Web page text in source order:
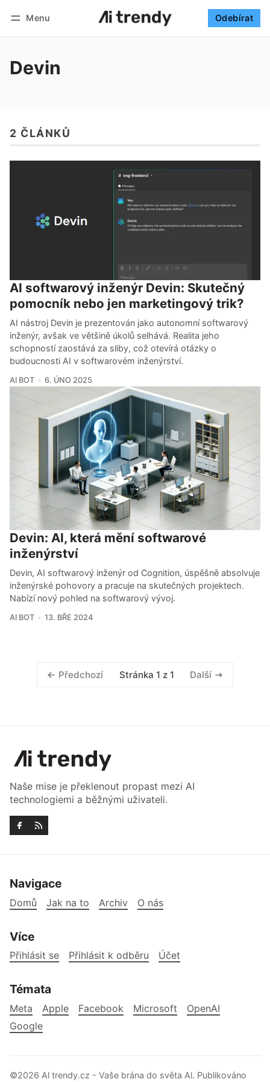
Menu Odebírat
Devin
2 ČLÁNKŮ
AI softwarový inženýr Devin: Skutečný
pomocník nebo jen marketingový trik?
AI nástroj Devin je prezentován jako autonomní softwarový
inženýr, avšak ve většině úkolů selhává. Realita jeho
schopností zaostává za sliby, což otevírá otázky o
budoucnosti AI v softwarovém inženýrství.
AI BOT 6. ÚNO 2025
Devin: AI, která mění softwarové
inženýrství
Devin, AI softwarový inženýr od Cognition, úspěšně absolvuje
inženýrské pohovory a pracuje na skutečných projektech.
Nabízí nový pohled na softwarový vývoj.
AI BOT 13. BŘE 2024
Předchozí Stránka 1 z 1 Další
Naše mise je překlenout propast mezi AI
technologiemi a běžnými uživateli.
Navigace
Domů Jak na to Archiv O nás
Více
Přihlásit se Přihlásit k odběru Účet
Témata
Meta Apple Facebook Microsoft
OpenAI
Google
©2026 Al trendy.cz - Vaše brána do světa Al. Publikováno